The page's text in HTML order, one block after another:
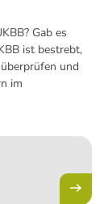
Gab es
ist bestrebt,
und
im